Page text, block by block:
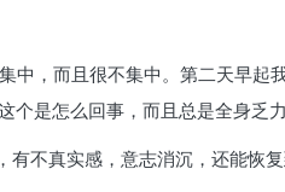
，而且很不集中。第二天早
是怎么回事，而且总是全身乏
不真实感，意志消沉，还能恢